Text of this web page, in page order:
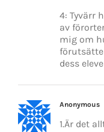
4: Tyvärr
av
mig om
dess
Anonymous
1.Är det